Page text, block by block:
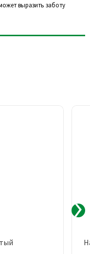
выразить заботу